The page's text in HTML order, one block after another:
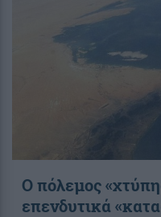
Ο πόλεμος
επενδυτικά